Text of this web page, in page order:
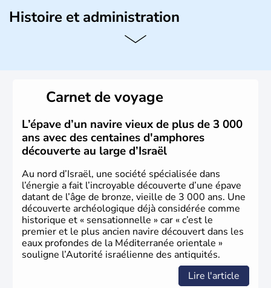
Histoire et administration
L'Israël est un état de la partie est de la Méditerranée,
vrai essor économique dans le domaine des nouvelles
Carnet de voyage
L’épave d’un navire vieux de plus de 3 000
ans avec des centaines d'amphores
découverte au large d’Israël
Au nord d’Israël, une société spécialisée dans
l’énergie a fait l’incroyable découverte d’une épave
datant de l’âge de bronze, vieille de 3 000 ans. Une
découverte archéologique déjà considérée comme
historique et « sensationnelle » car « c’est le
premier et le plus ancien navire découvert dans les
eaux profondes de la Méditerranée orientale »
souligne l’Autorité israélienne des antiquités.
Lire l'article